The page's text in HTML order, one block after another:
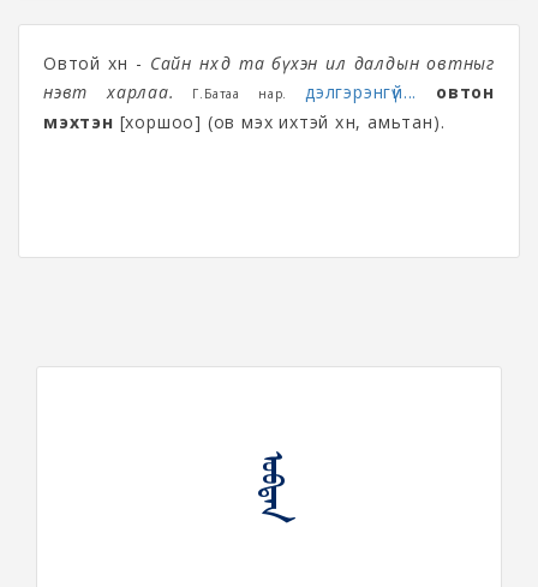
Овтой хүн - Сайн нөхөд та бүхэн ил далдын овтныг
нэвт харлаа.
Г.Батаа нар. дэлгэрэнгүй...
овтон
мэхтэн [хоршоо] (ов мэх ихтэй хүн, амьтан).
ᠣᠪᠲᠠᠨ